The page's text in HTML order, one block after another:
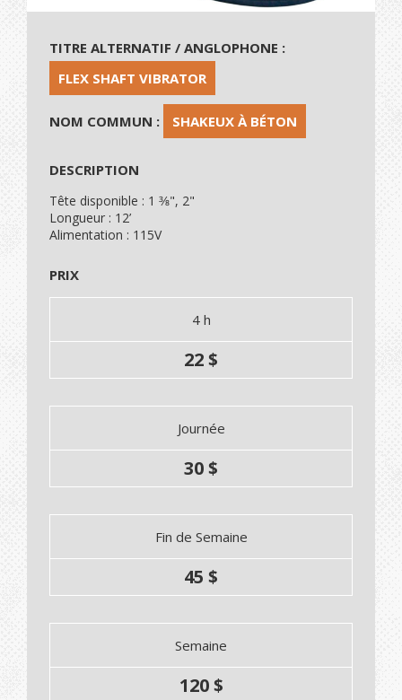
TITRE ALTERNATIF / ANGLOPHONE :
FLEX SHAFT VIBRATOR
NOM COMMUN : SHAKEUX À BÉTON
DESCRIPTION
Tête disponible : 1 3⁄8", 2"
Longueur : 12’
Alimentation : 115V
PRIX
4 h
22 $
Journée
30 $
Fin de Semaine
45 $
Semaine
120 $